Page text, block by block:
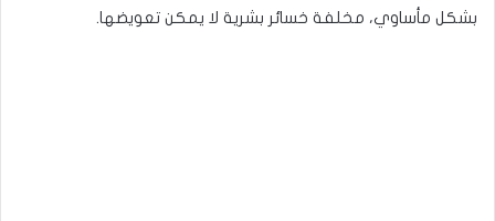
بشكل مأساوي، مخلفة خسائر بشرية لا يمكن تعويضها.